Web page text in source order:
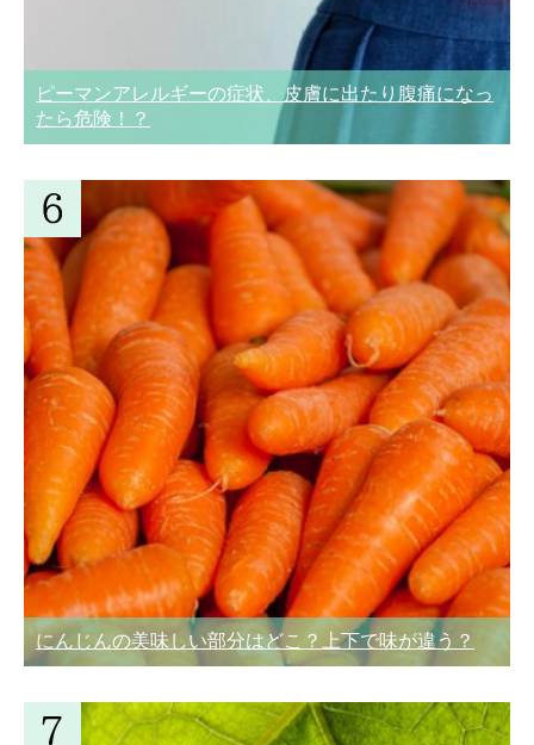
ピーマンアレルギーの症状、皮膚に出たり腹痛になっ
たら危険！？
にんじんの美味しい部分はどこ？上下で味が違う？